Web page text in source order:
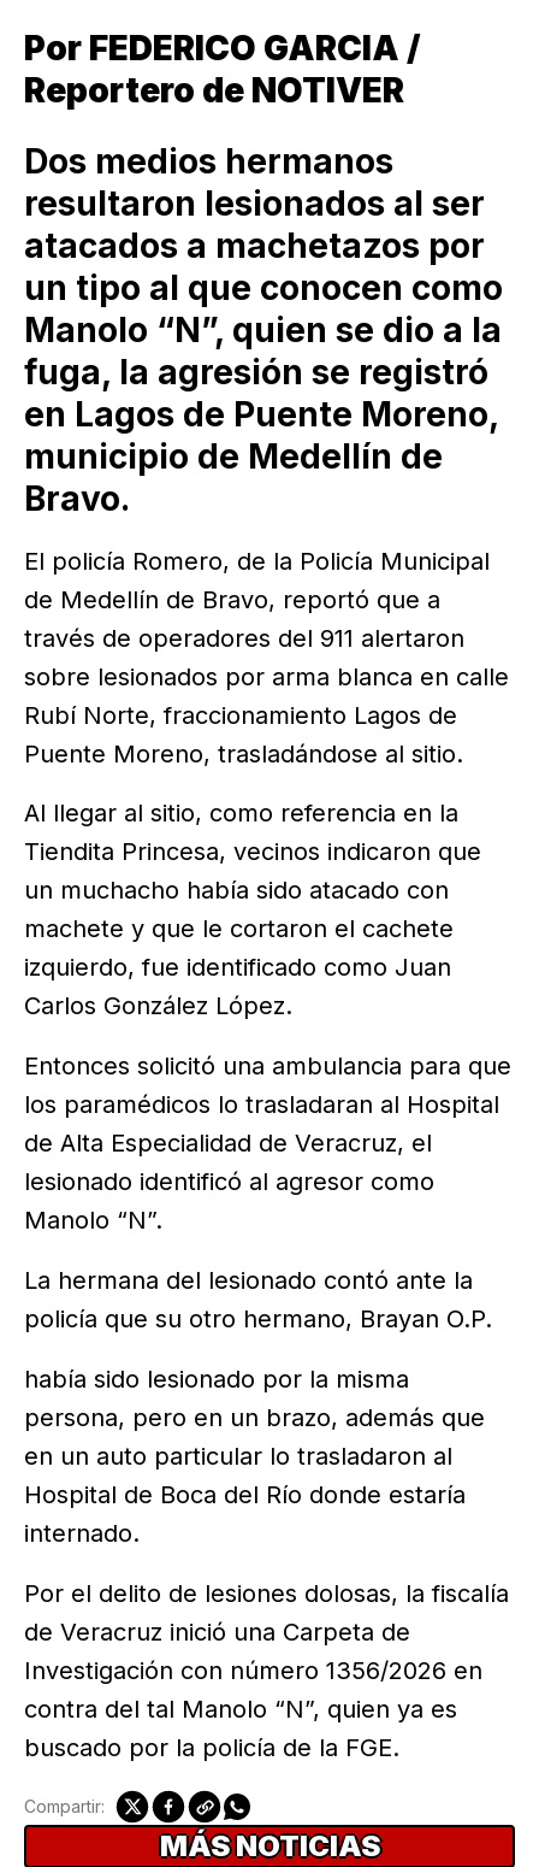
Por FEDERICO GARCIA /
Reportero de NOTIVER
Dos medios hermanos
resultaron lesionados al ser
atacados a machetazos por
un tipo al que conocen como
Manolo “N”, quien se dio a la
fuga, la agresión se registró
en Lagos de Puente Moreno,
municipio de Medellín de
Bravo.
El policía Romero, de la Policía Municipal
de Medellín de Bravo, reportó que a
través de operadores del 911 alertaron
sobre lesionados por arma blanca en calle
Rubí Norte, fraccionamiento Lagos de
Puente Moreno, trasladándose al sitio.
Al llegar al sitio, como referencia en la
Tiendita Princesa, vecinos indicaron que
un muchacho había sido atacado con
machete y que le cortaron el cachete
izquierdo, fue identificado como Juan
Carlos González López.
Entonces solicitó una ambulancia para que
los paramédicos lo trasladaran al Hospital
de Alta Especialidad de Veracruz, el
lesionado identificó al agresor como
Manolo “N”.
La hermana del lesionado contó ante la
policía que su otro hermano, Brayan O.P.
había sido lesionado por la misma
persona, pero en un brazo, además que
en un auto particular lo trasladaron al
Hospital de Boca del Río donde estaría
internado.
Por el delito de lesiones dolosas, la fiscalía
de Veracruz inició una Carpeta de
Investigación con número 1356/2026 en
contra del tal Manolo “N”, quien ya es
buscado por la policía de la FGE.
Compartir:
MÁS NOTICIAS